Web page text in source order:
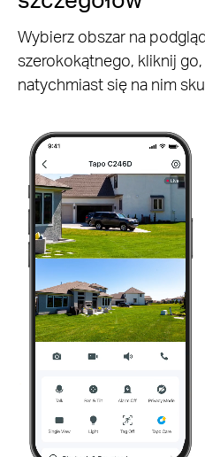
Wybierz obszar na
szerokokątnego, kliknij
natychmiast się na nim